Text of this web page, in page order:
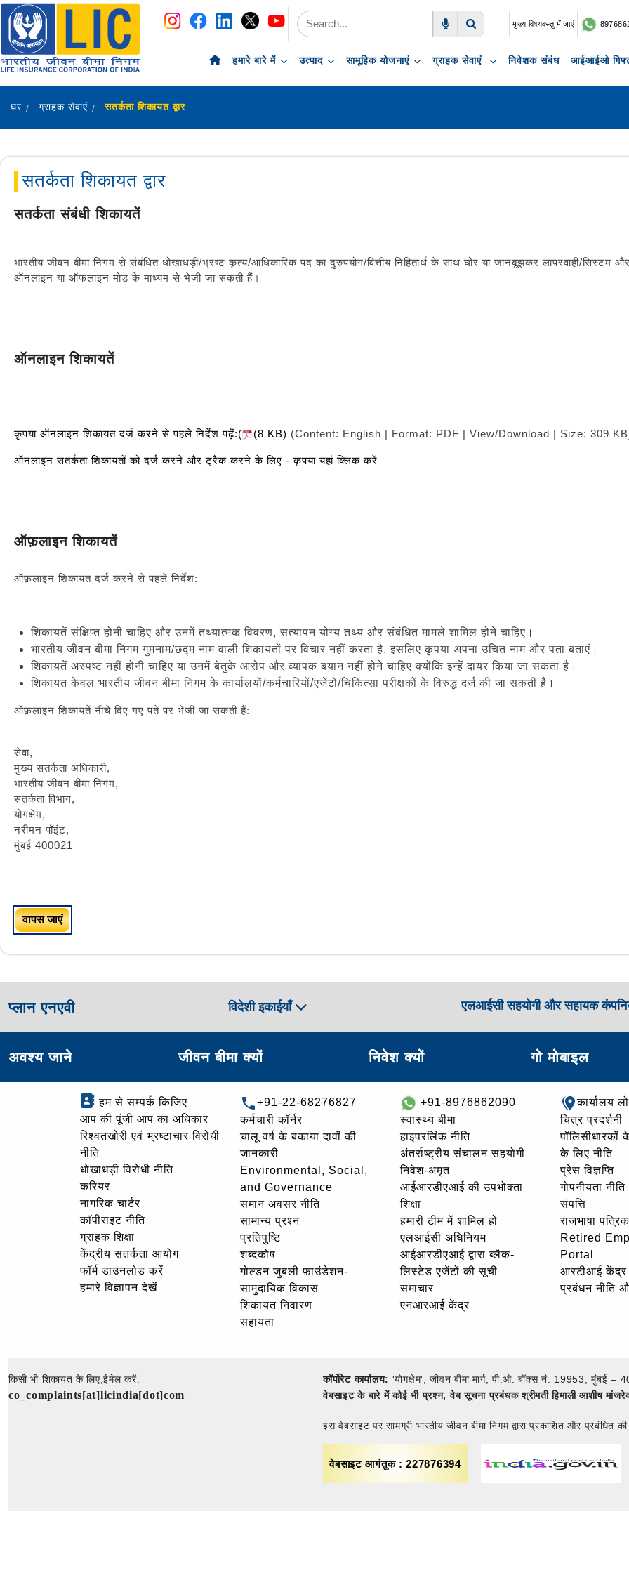
नेविगेशन
सामग्री पर छोड़ें
मुख्य विषयवस्तु में जाएं
हमारे बारे में उत्पाद सामूहिक योजनाएं ग्राहक सेवाएं निवेशक संबंध आईआईओ
घर ग्राहक सेवाएं सतर्कता शिकायत द्वार
सतर्कता शिकायत द्वार
सतर्कता संबंधी शिकायतें
भारतीय जीवन बीमा निगम से संबंधित धोखाधड़ी/भ्रष्ट कृत्य/आधिकारिक पद का दुरुपयोग/वित्तीय निहितार्थ के साथ घोर या जानबूझकर लापरवाही/
ऑनलाइन या ऑफलाइन मोड के माध्यम से भेजी जा सकती हैं।
ऑनलाइन शिकायतें
कृपया ऑनलाइन शिकायत दर्ज करने से पहले निर्देश पढ़ें:( (8 KB) (Content: English | Format: PDF | View/Download | Size: 309
ऑनलाइन सतर्कता शिकायतों को दर्ज करने और ट्रैक करने के लिए - कृपया यहां क्लिक करें
ऑफ़लाइन शिकायतें
ऑफ़लाइन शिकायत दर्ज करने से पहले निर्देश:
शिकायतें संक्षिप्त होनी चाहिए और उनमें तथ्यात्मक विवरण, सत्यापन योग्य तथ्य और संबंधित मामले शामिल होने चाहिए।
भारतीय जीवन बीमा निगम गुमनाम/छद्म नाम वाली शिकायतों पर विचार नहीं करता है, इसलिए कृपया अपना उचित नाम और पता बताएं।
शिकायतें अस्पष्ट नहीं होनी चाहिए या उनमें बेतुके आरोप और व्यापक बयान नहीं होने चाहिए क्योंकि इन्हें दायर किया जा सकता है।
शिकायत केवल भारतीय जीवन बीमा निगम के कार्यालयों/कर्मचारियों/एजेंटों/चिकित्सा परीक्षकों के विरुद्ध दर्ज की जा सकती है।
ऑफ़लाइन शिकायतें नीचे दिए गए पते पर भेजी जा सकती हैं:
सेवा,
मुख्य सतर्कता अधिकारी,
भारतीय जीवन बीमा निगम,
सतर्कता विभाग,
योगक्षेम,
नरीमन पॉइंट,
मुंबई 400021
वापस जाएं
प्लान एनएवी विदेशी इकाईयाँ एलआईसी सहयोगी और सहायक
अवश्य जाने जीवन बीमा क्यों निवेश क्यों गो मोबाइल
हम से सम्पर्क किजिए
आप की पूंजी आप का अधिकार
रिश्वतखोरी एवं भ्रष्टाचार विरोधी
नीति
धोखाधड़ी विरोधी नीति
करियर
नागरिक चार्टर
कॉपीराइट नीति
ग्राहक शिक्षा
केंद्रीय सतर्कता आयोग
फॉर्म डाउनलोड करें
हमारे विज्ञापन देखें
+91-22-68276827
कर्मचारी कॉर्नर
चालू वर्ष के बकाया दावों की
जानकारी
Environmental, Social,
and Governance
समान अवसर नीति
सामान्य प्रश्न
प्रतिपुष्टि
शब्दकोष
गोल्‍डन जुबली फ़ाउंडेशन-
सामुदायिक विकास
शिकायत निवारण
सहायता
+91-8976862090
स्वास्थ्य बीमा
हाइपरलिंक नीति
अंतर्राष्ट्रीय संचालन सहयोगी
निवेश-अमृत
आईआरडीएआई की उपभोक्ता
शिक्षा
हमारी टीम में शामिल हों
एलआईसी अधिनियम
आईआरडीएआई द्वारा ब्लैक-
लिस्टेड एजेंटों की सूची
समाचार
एनआरआई केंद्र
कार्यालय
चित्र प्रदर्शनी
पॉलिसीधारकों
के लिए नीति
प्रेस विज्ञप्ति
गोपनीयता नीति
संपत्ति
राजभाषा
Retired
Portal
आरटीआई केंद्र
प्रबंधन नीति
किसी भी शिकायत के लिए,ईमेल करें:
co_complaints[at]licindia[dot]com
कॉर्पोरेट कार्यालय: 'योगक्षेम', जीवन बीमा मार्ग, पी.ओ. बॉक्स नं. 19953,
वेबसाइट के बारे में कोई भी प्रश्न, वेब सूचना प्रबंधक श्रीमती हिमाली आशीष
इस वेबसाइट पर सामग्री भारतीय जीवन बीमा निगम द्वारा प्रकाशित और प्रबंधित
वेबसाइट आगंतुक : 227876394